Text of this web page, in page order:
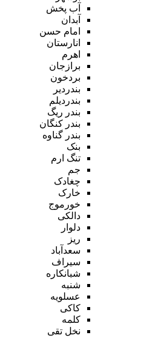
آب پخش
آبدان
امام حسن
انارستان
اهرم
برازجان
بردخون
بندردیر
بندردیلم
بندر ریگ
بندر کنگان
بندر گناوه
بنک
تنگ ارم
جم
چغادک
خارک
خورموج
دالکی
دلوار
ریز
سعدآباد
سیراف
شبانکاره
شنبه
عسلویه
کاکی
کلمه
نخل تقی